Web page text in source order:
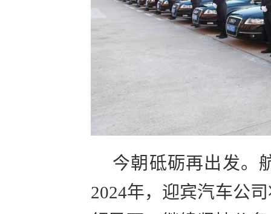
今朝砥砺再出发。
2024年，迎宾汽车公